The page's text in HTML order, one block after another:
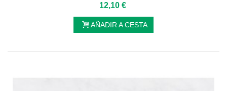
12,10 €
AÑADIR A CESTA